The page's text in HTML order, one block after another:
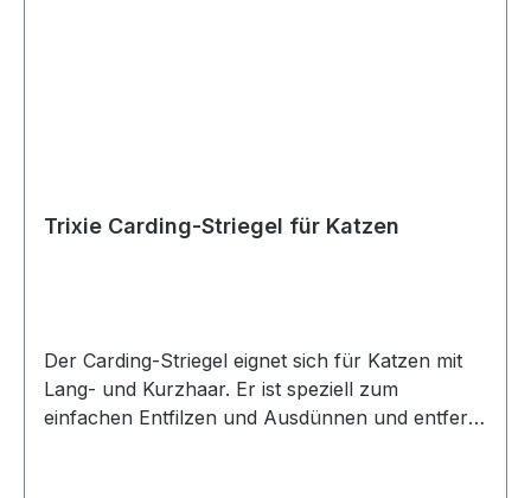
Trixie Carding-Striegel für Katzen
Der Carding-Striegel eignet sich für Katzen mit
Lang- und Kurzhaar. Er ist speziell zum
einfachen Entfilzen und Ausdünnen und entfernt